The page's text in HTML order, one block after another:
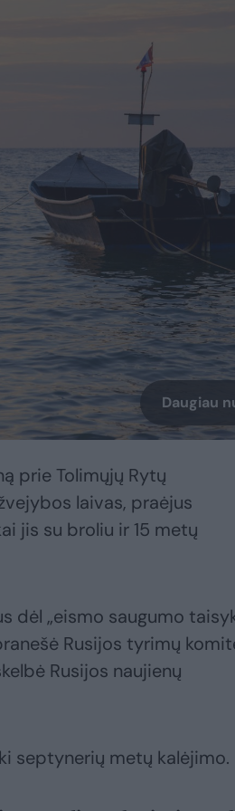
Daugiau
prie Tolimųjų Rytų
laivas, praėjus
jis su broliu ir 15 metų
dėl „eismo saugumo
Rusijos tyrimų
Rusijos naujienų
septynerių metų kalėjimo.